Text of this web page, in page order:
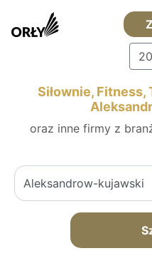
Siłownie,
oraz inne firmy z